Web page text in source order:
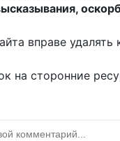
вправе удалять
на сторонние